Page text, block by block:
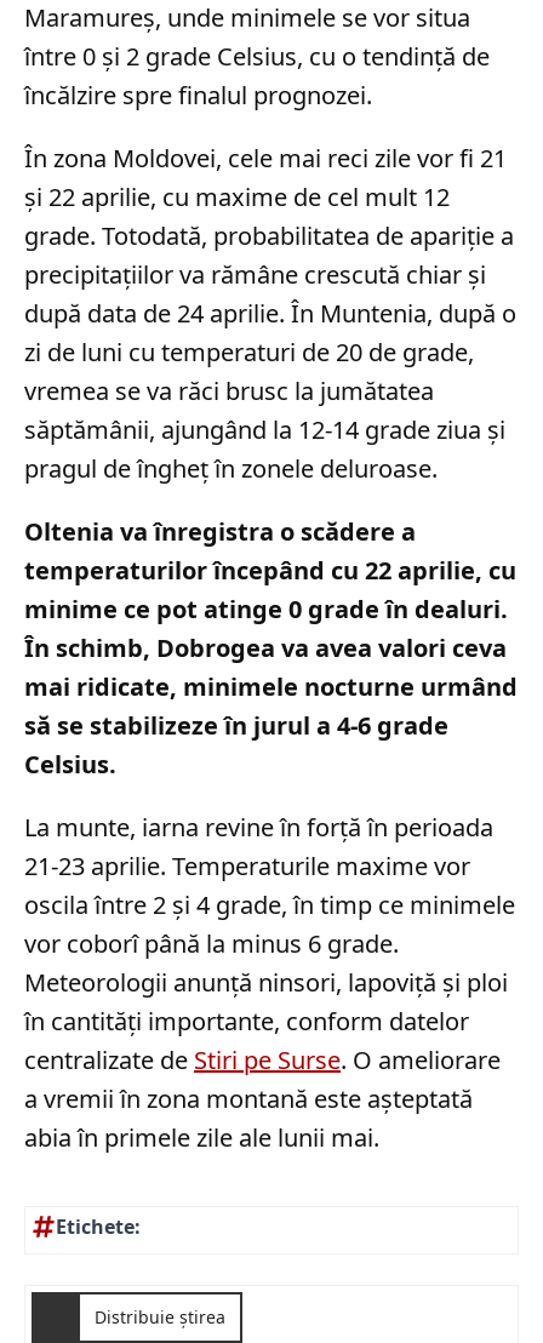
Maramureș, unde minimele se vor situa
între 0 și 2 grade Celsius, cu o tendință de
încălzire spre finalul prognozei.
În zona Moldovei, cele mai reci zile vor fi 21
și 22 aprilie, cu maxime de cel mult 12
grade. Totodată, probabilitatea de apariție a
precipitațiilor va rămâne crescută chiar și
după data de 24 aprilie. În Muntenia, după o
zi de luni cu temperaturi de 20 de grade,
vremea se va răci brusc la jumătatea
săptămânii, ajungând la 12-14 grade ziua și
pragul de îngheț în zonele deluroase.
Oltenia va înregistra o scădere a
temperaturilor începând cu 22 aprilie, cu
minime ce pot atinge 0 grade în dealuri.
În schimb, Dobrogea va avea valori ceva
mai ridicate, minimele nocturne urmând
să se stabilizeze în jurul a 4-6 grade
Celsius.
La munte, iarna revine în forță în perioada
21-23 aprilie. Temperaturile maxime vor
oscila între 2 și 4 grade, în timp ce minimele
vor coborî până la minus 6 grade.
Meteorologii anunță ninsori, lapoviță și ploi
în cantități importante, conform datelor
centralizate de Stiri pe Surse. O ameliorare
a vremii în zona montană este așteptată
abia în primele zile ale lunii mai.
Etichete:
Distribuie știrea